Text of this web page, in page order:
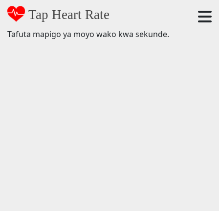
Tap Heart Rate
Tafuta mapigo ya moyo wako kwa sekunde.